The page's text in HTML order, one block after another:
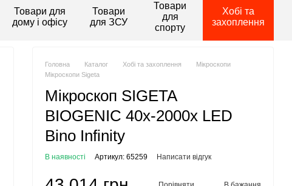
Товари для
дому і офісу
Товари
для ЗСУ
Товари
для
спорту
Хобі та
захоплення
Головна Каталог Хобі та захоплення
Мікроскопи
Мікроскопи Sigeta
Мікроскоп SIGETA
BIOGENIC 40x-2000x LED
Bino Infinity
В наявності Артикул: 65259 Написати відгук